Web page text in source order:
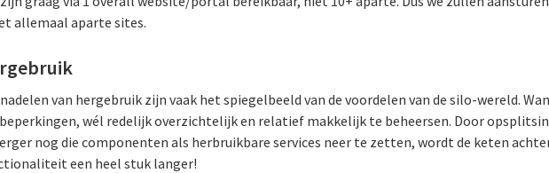
allemaal aparte sites.
van hergebruik zijn vaak het spiegelbeeld van de voordelen van de silo-wereld.
wél redelijk overzichtelijk en relatief makkelijk te beheersen. Door
nog die componenten als herbruikbare services neer te zetten, wordt de keten
een heel stuk langer!